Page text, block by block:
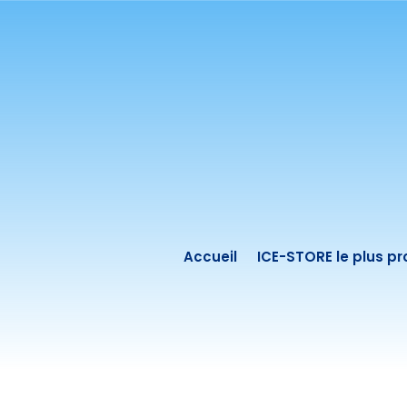
Accueil ICE-STORE le plus